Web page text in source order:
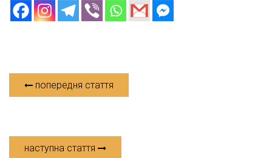
попередня стаття
наступна стаття